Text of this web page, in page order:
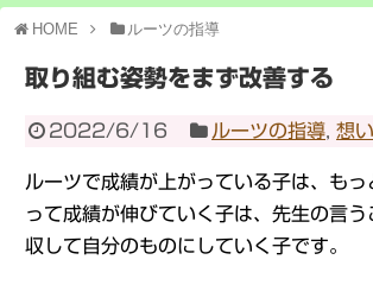
HOME ルーツの指導
取り組む姿勢をまず改善する
2022/6/16 ルーツの指導 ,想い
ルーツで成績が上がっている子は、もっ
って成績が伸びていく子は、先生の言う
収して自分のものにしていく子です。